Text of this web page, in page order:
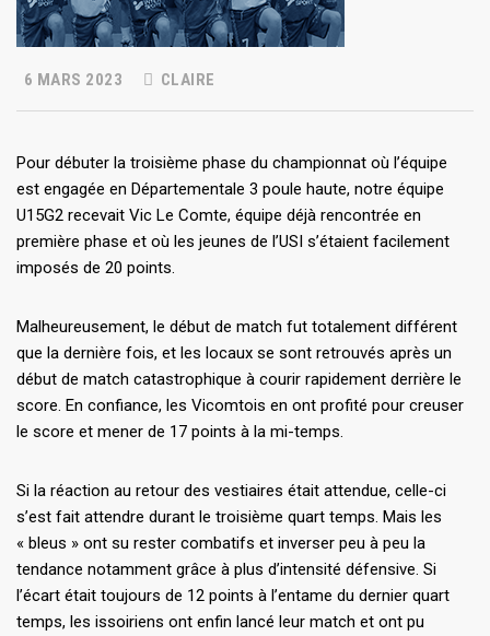
6 MARS 2023 CLAIRE
Pour débuter la troisième phase du championnat où l’équipe
est engagée en Départementale 3 poule haute, notre équipe
U15G2 recevait Vic Le Comte, équipe déjà rencontrée en
première phase et où les jeunes de l’USI s’étaient facilement
imposés de 20 points.
Malheureusement, le début de match fut totalement différent
que la dernière fois, et les locaux se sont retrouvés après un
début de match catastrophique à courir rapidement derrière le
score. En confiance, les Vicomtois en ont profité pour creuser
le score et mener de 17 points à la mi-temps.
Si la réaction au retour des vestiaires était attendue, celle-ci
s’est fait attendre durant le troisième quart temps. Mais les
« bleus » ont su rester combatifs et inverser peu à peu la
tendance notamment grâce à plus d’intensité défensive. Si
l’écart était toujours de 12 points à l’entame du dernier quart
temps, les issoiriens ont enfin lancé leur match et ont pu